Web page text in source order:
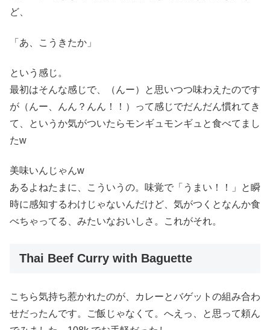
ど、
「あ、こうきたか」
という感じ。
最初はそんな感じで、（んー）と思いつつ味わえたのです
が（んー、んん？んん！！）って感じでだんだん慣れてき
て、というか気がついたらモンギュモンギュと食べてまし
たw
美味いんじゃんw
あるよねたまに、こういうの。味覚で「うまい！！」と瞬
時に感知するわけじゃないんだけど、気がつくとなんか食
べちゃってる、みたいなおいしさ。これがそれ。
Thai Beef Curry with Baguette
こちら気持ち惹かれたのが、カレーとバゲットの組み合わ
せだったんです。ご飯じゃなくて。へえっ、と思って頼ん